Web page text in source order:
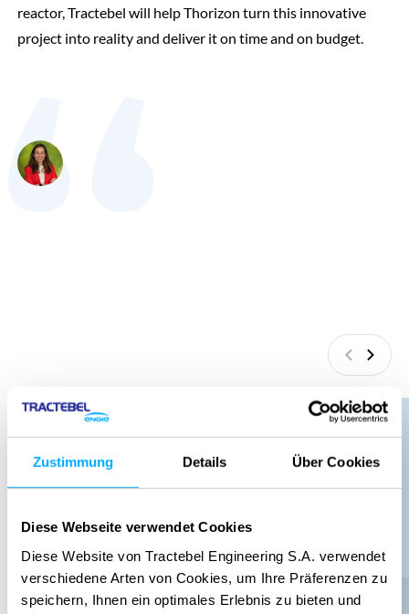
Zustimmung Details Über Cookies
Diese Webseite verwendet Cookies
Diese Website von Tractebel Engineering S.A. verwendet
verschiedene Arten von Cookies, um Ihre Präferenzen zu
speichern, Ihnen ein optimales Erlebnis zu bieten und
reactor, Tractebel will help Thorizon turn this innovative
project into reality and deliver it on time and on budget.
Zurück